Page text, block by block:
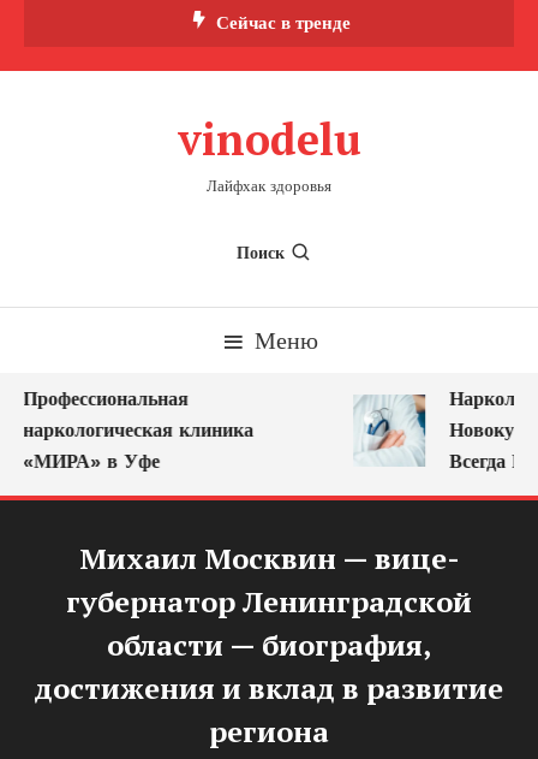
Сейчас в тренде
vinodelu
Лайфхак здоровья
Поиск
Меню
Профессиональная
наркологическая клиника
«МИРА» в Уфе
Нарколог
Всегда
Михаил Москвин — вице-
губернатор Ленинградской
области — биография,
достижения и вклад в развитие
региона